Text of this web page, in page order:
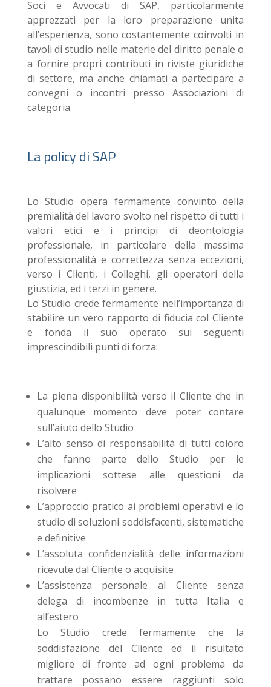
Soci e Avvocati di SAP, particolarmente
apprezzati per la loro preparazione unita
all’esperienza, sono costantemente coinvolti in
tavoli di studio nelle materie del diritto penale o
a fornire propri contributi in riviste giuridiche
di settore, ma anche chiamati a partecipare a
convegni o incontri presso Associazioni di
categoria.
La policy di SAP
Lo Studio opera fermamente convinto della
premialità del lavoro svolto nel rispetto di tutti i
valori etici e i principi di deontologia
professionale, in particolare della massima
professionalità e correttezza senza eccezioni,
verso i Clienti, i Colleghi, gli operatori della
giustizia, ed i terzi in genere.
Lo Studio crede fermamente nell’importanza di
stabilire un vero rapporto di fiducia col Cliente
e fonda il suo operato sui seguenti
imprescindibili punti di forza:
La piena disponibilità verso il Cliente che in
qualunque momento deve poter contare
sull’aiuto dello Studio
L’alto senso di responsabilità di tutti coloro
che fanno parte dello Studio per le
implicazioni sottese alle questioni da
risolvere
L’approccio pratico ai problemi operativi e lo
studio di soluzioni soddisfacenti, sistematiche
e definitive
L’assoluta confidenzialità delle informazioni
ricevute dal Cliente o acquisite
L’assistenza personale al Cliente senza
delega di incombenze in tutta Italia e
all’estero
Lo Studio crede fermamente che la
soddisfazione del Cliente ed il risultato
migliore di fronte ad ogni problema da
trattare possano essere raggiunti solo